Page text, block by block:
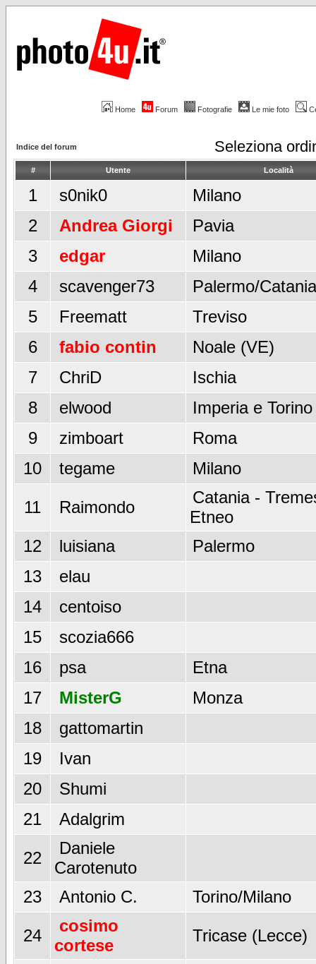
Home Forum Fotografie Le mie foto
Indice del forum Seleziona
# Utente Località
1 s0nik0
Milano
2
Andrea Giorgi
Pavia
3
edgar
Milano
4
scavenger73
Palermo/Catania
5
Freematt
Treviso
6
fabio contin
Noale (VE)
7
ChriD
Ischia
8
elwood
Imperia e Torino
9
zimboart
Roma
10
tegame Milano
11 Raimondo
Catania -
Etneo
12
luisiana
Palermo
13
elau
14
centoiso
15
scozia666
16
psa
Etna
17
MisterG
Monza
18
gattomartin
19
Ivan
20
Shumi
21
Adalgrim
22
Daniele
Carotenuto
23
Antonio C. Torino/Milano
24
cosimo
cortese
Tricase (Lecce)